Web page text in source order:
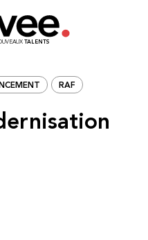
TALENTS
RAF